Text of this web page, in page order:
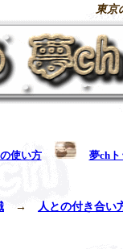
東京
使い方 夢chト
→
人との付き合い